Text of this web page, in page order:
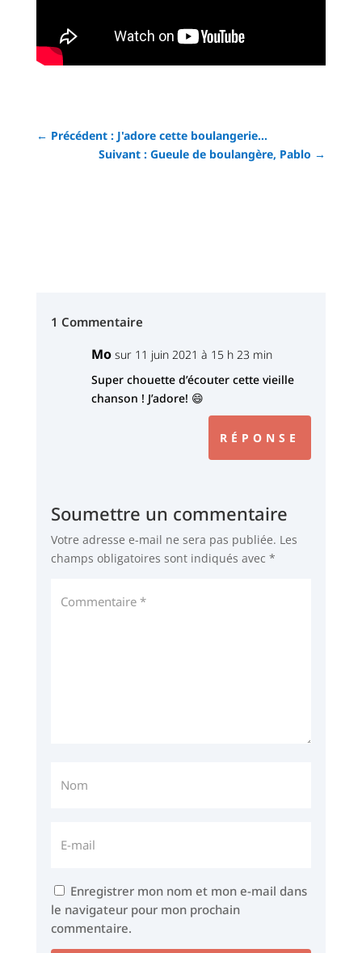
← Précédent : J'adore cette boulangerie...
Suivant : Gueule de boulangère, Pablo →
1 Commentaire
Mo sur 11 juin 2021 à 15 h 23 min
Super chouette d’écouter cette vieille
chanson ! J’adore! 😄
RÉPONSE
Soumettre un commentaire
Votre adresse e-mail ne sera pas publiée. Les
champs obligatoires sont indiqués avec *
Enregistrer mon nom et mon e-mail dans
le navigateur pour mon prochain
commentaire.